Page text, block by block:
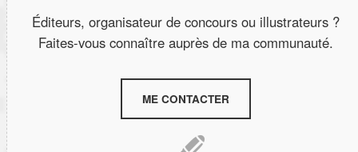
Éditeurs, organisateur de concours ou illustrateurs ?
Faites-vous connaître auprès de ma communauté.
ME CONTACTER